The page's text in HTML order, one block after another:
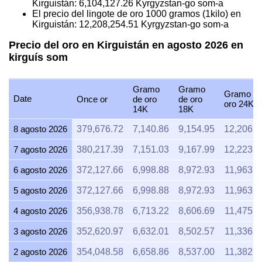
Kirguistán: 6,104,127.26 Kyrgyzstan-go som-a
El precio del lingote de oro 1000 gramos (1kilo) en
Kirguistán: 12,208,254.51 Kyrgyzstan-go som-a
Precio del oro en Kirguistán en agosto 2026 en
kirguís som
Date Once or
Gramo
de oro
14K
Gramo
de oro
18K
Gramo de
oro 24K
8 agosto 2026 379,676.72 7,140.86 9,154.95
7 agosto 2026 380,217.39 7,151.03 9,167.99
6 agosto 2026 372,127.66 6,998.88 8,972.93
5 agosto 2026 372,127.66 6,998.88 8,972.93
4 agosto 2026 356,938.78 6,713.22 8,606.69
3 agosto 2026 352,620.97 6,632.01 8,502.57
2 agosto 2026 354,048.58 6,658.86 8,537.00